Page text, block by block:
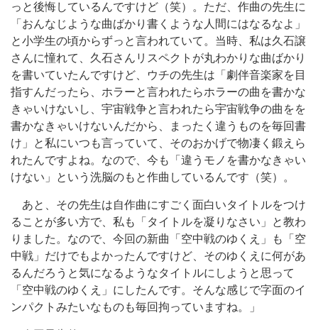
っと後悔しているんですけど（笑）。ただ、作曲の先生に
「おんなじような曲ばかり書くような人間にはなるなよ」
と小学生の頃からずっと言われていて。当時、私は久石譲
さんに憧れて、久石さんリスペクトが丸わかりな曲ばかり
を書いていたんですけど、ウチの先生は「劇伴音楽家を目
指すんだったら、ホラーと言われたらホラーの曲を書かな
きゃいけないし、宇宙戦争と言われたら宇宙戦争の曲をを
書かなきゃいけないんだから、まったく違うものを毎回書
け」と私にいつも言っていて、そのおかげで物凄く鍛えら
れたんですよね。なので、今も「違うモノを書かなきゃい
けない」という洗脳のもと作曲しているんです（笑）。
あと、その先生は自作曲にすごく面白いタイトルをつけ
ることが多い方で、私も「タイトルを凝りなさい」と教わ
りました。なので、今回の新曲「空中戦のゆくえ」も「空
中戦」だけでもよかったんですけど、そのゆくえに何があ
るんだろうと気になるようなタイトルにしようと思って
「空中戦のゆくえ」にしたんです。そんな感じで字面のイ
ンパクトみたいなものも毎回拘っていますね。」